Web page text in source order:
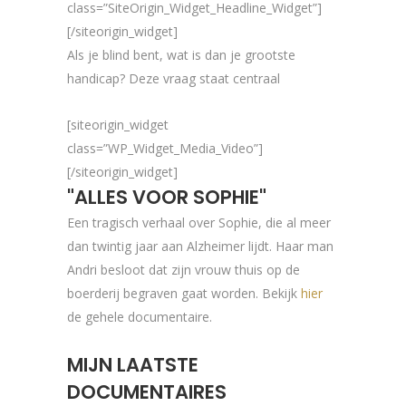
class=”SiteOrigin_Widget_Headline_Widget”]
[/siteorigin_widget]
Als je blind bent, wat is dan je grootste
handicap? Deze vraag staat centraal
[siteorigin_widget
class=”WP_Widget_Media_Video”]
[/siteorigin_widget]
"ALLES VOOR SOPHIE"
Een tragisch verhaal over Sophie, die al meer
dan twintig jaar aan Alzheimer lijdt. Haar man
Andri besloot dat zijn vrouw thuis op de
boerderij begraven gaat worden. Bekijk hier
de gehele documentaire.
MIJN LAATSTE
DOCUMENTAIRES